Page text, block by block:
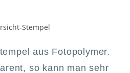
aus Fotopolymer.
so kann man sehr